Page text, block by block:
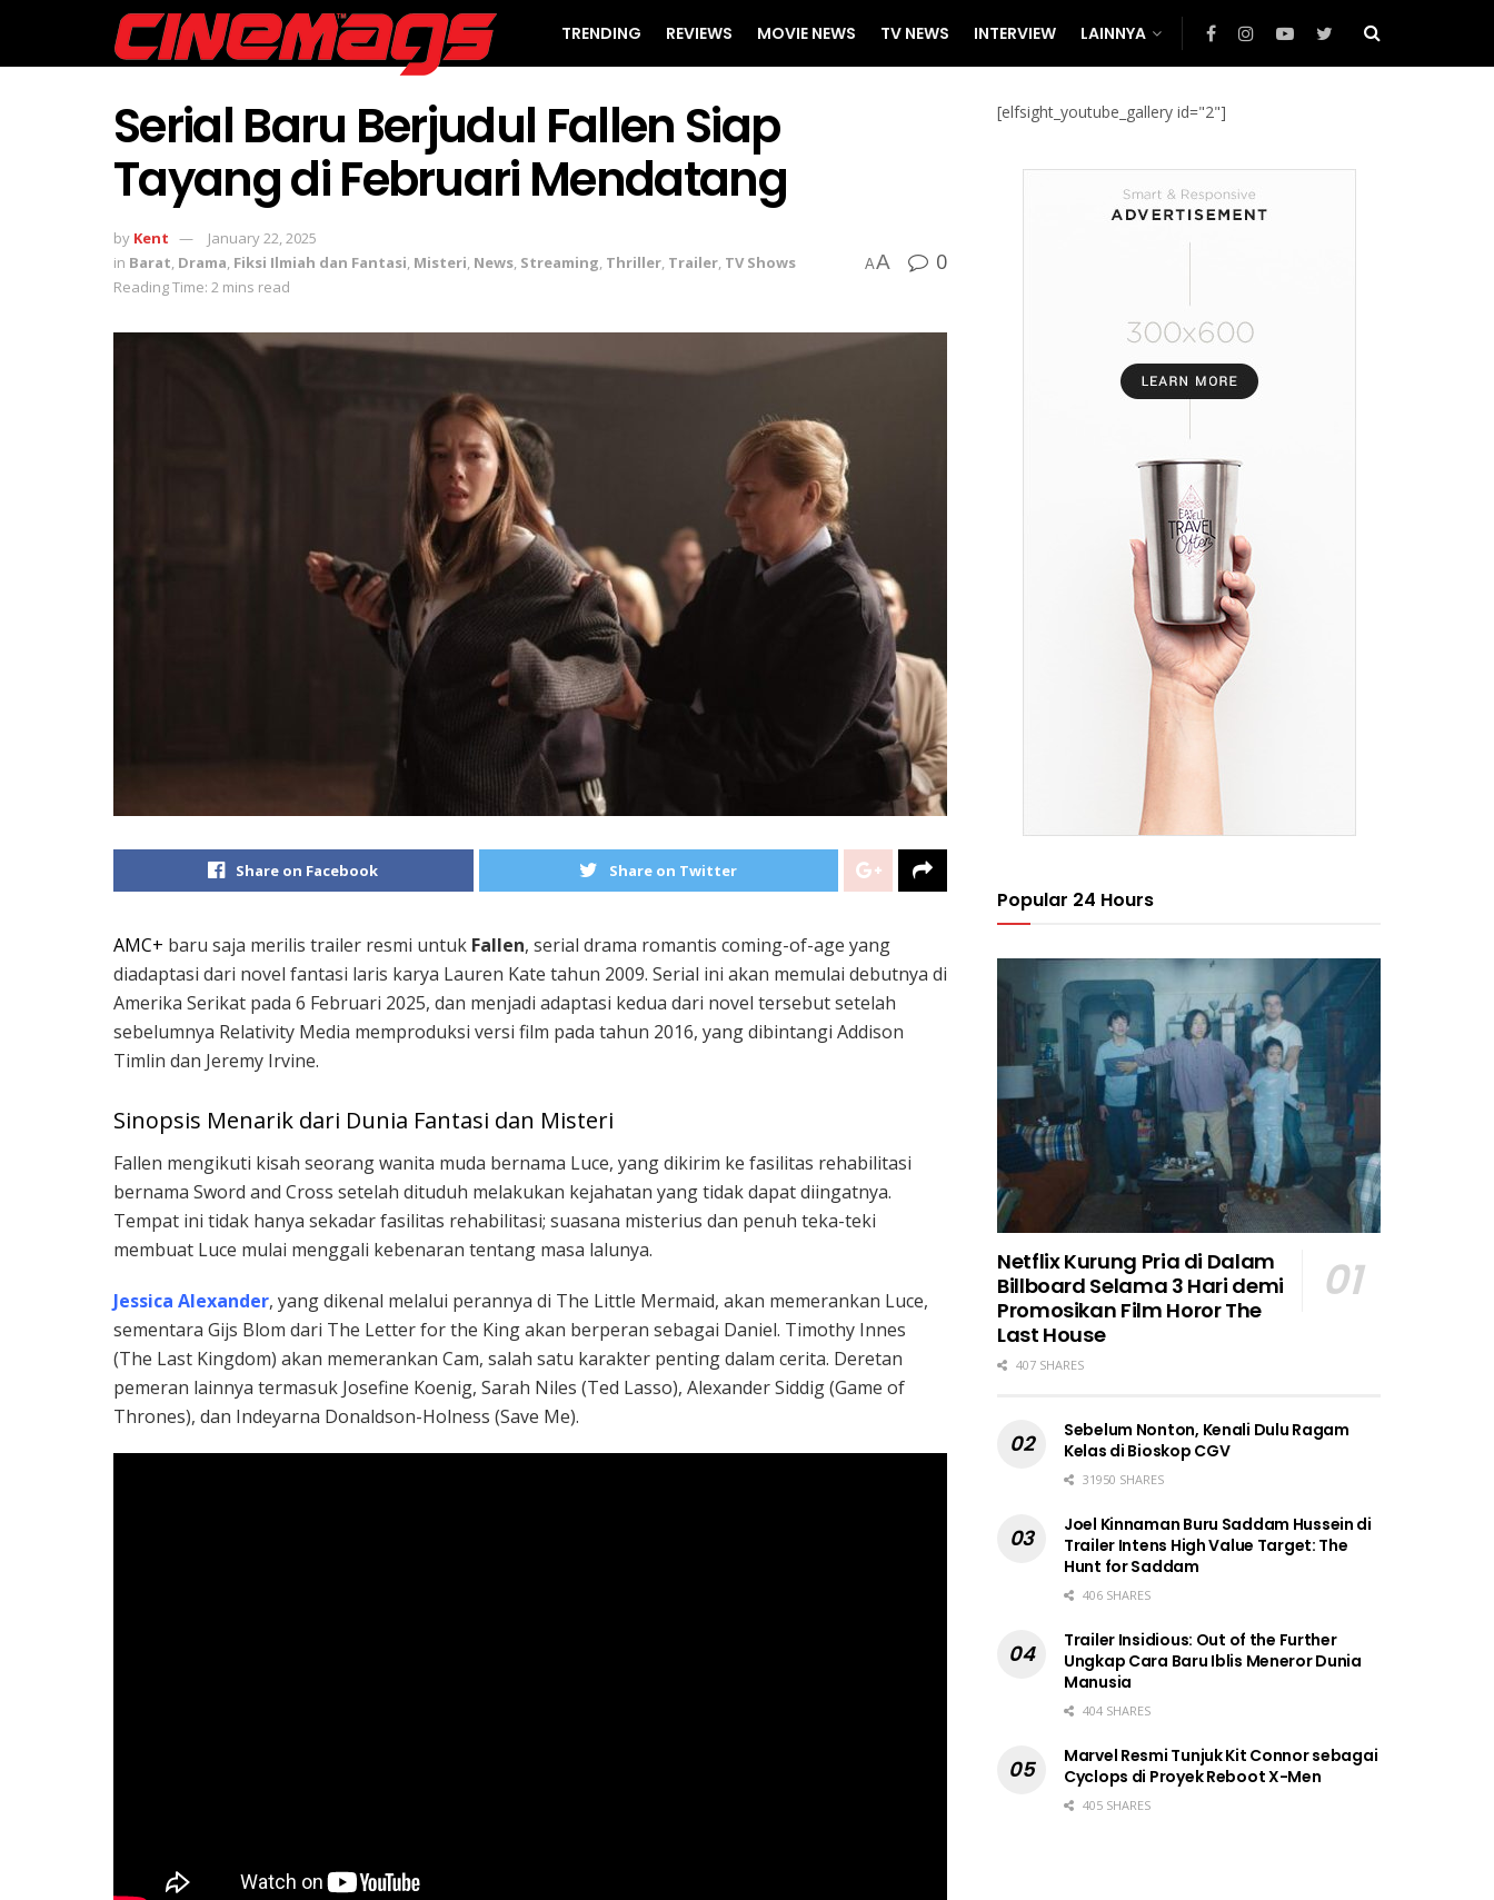
TRENDING REVIEWS MOVIE NEWS TV NEWS INTERVIEW LAINNYA
Serial Baru Berjudul Fallen Siap
Tayang di Februari Mendatang
by Kent
January 22, 2025
in Barat, Drama, Fiksi Ilmiah dan Fantasi, Misteri, News, Streaming, Thriller, Trailer, TV Shows
Reading Time: 2 mins read
AA 0
Share on Facebook Share on Twitter
AMC+ baru saja merilis trailer resmi untuk Fallen, serial drama romantis coming-of-age yang
diadaptasi dari novel fantasi laris karya Lauren Kate tahun 2009. Serial ini akan memulai debutnya di
Amerika Serikat pada 6 Februari 2025, dan menjadi adaptasi kedua dari novel tersebut setelah
sebelumnya Relativity Media memproduksi versi film pada tahun 2016, yang dibintangi Addison
Timlin dan Jeremy Irvine.
Sinopsis Menarik dari Dunia Fantasi dan Misteri
Fallen mengikuti kisah seorang wanita muda bernama Luce, yang dikirim ke fasilitas rehabilitasi
bernama Sword and Cross setelah dituduh melakukan kejahatan yang tidak dapat diingatnya.
Tempat ini tidak hanya sekadar fasilitas rehabilitasi; suasana misterius dan penuh teka-teki
membuat Luce mulai menggali kebenaran tentang masa lalunya.
Jessica Alexander, yang dikenal melalui perannya di The Little Mermaid, akan memerankan Luce,
sementara Gijs Blom dari The Letter for the King akan berperan sebagai Daniel. Timothy Innes
(The Last Kingdom) akan memerankan Cam, salah satu karakter penting dalam cerita. Deretan
pemeran lainnya termasuk Josefine Koenig, Sarah Niles (Ted Lasso), Alexander Siddig (Game of
Thrones), dan Indeyarna Donaldson-Holness (Save Me).
[elfsight_youtube_gallery id="2"]
Popular 24 Hours
Netflix Kurung Pria di Dalam
Billboard Selama 3 Hari demi
Promosikan Film Horor The
Last House
407 SHARES
Sebelum Nonton, Kenali Dulu Ragam
Kelas di Bioskop CGV
31950 SHARES
Joel Kinnaman Buru Saddam Hussein di
Trailer Intens High Value Target: The
Hunt for Saddam
406 SHARES
Trailer Insidious: Out of the Further
Ungkap Cara Baru Iblis Meneror Dunia
Manusia
404 SHARES
Marvel Resmi Tunjuk Kit Connor sebagai
Cyclops di Proyek Reboot X-Men
405 SHARES